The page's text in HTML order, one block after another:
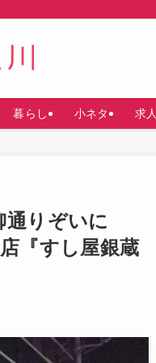
暮らし 小ネタ 求人
通りぞいに
『すし屋銀蔵